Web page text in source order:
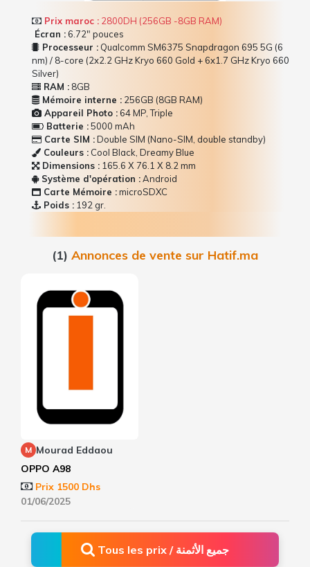
Prix maroc : 2800DH (256GB -8GB RAM)
Écran :6.72" pouces
Processeur : Qualcomm SM6375 Snapdragon 695 5G (6
nm) / 8-core (2x2.2 GHz Kryo 660 Gold + 6x1.7 GHz Kryo 660
Silver)
RAM : 8GB
Mémoire interne : 256GB (8GB RAM)
Appareil Photo :64 MP, Triple
Batterie :5000 mAh
Carte SIM :Double SIM (Nano-SIM, double standby)
Couleurs : Cool Black, Dreamy Blue
Dimensions : 165.6 Х 76.1 Х 8.2 mm
Système d'opération :Android
Carte Mémoire :microSDXC
Poids : 192 gr.
(1) Annonces de vente sur Hatif.ma
M Mourad Eddaou
OPPO A98
Prix 1500 Dhs
01/06/2025
Tous les prix / جميع الأثمنة